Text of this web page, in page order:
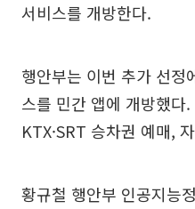
서비스를 개방한다.
행안부는 이번 추가 선정
스를 민간 앱에 개방했다
KTX·SRT 승차권 예매,
황규철 행안부 인공지능